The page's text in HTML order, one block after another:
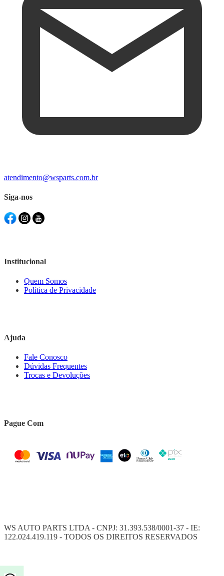
atendimento@wsparts.com.br
Siga-nos
Institucional
Quem Somos
Política de Privacidade
Ajuda
Fale Conosco
Dúvidas Frequentes
Trocas e Devoluções
Pague Com
WS AUTO PARTS LTDA - CNPJ: 31.393.538/0001-37 - IE:
122.024.419.119 - TODOS OS DIREITOS RESERVADOS